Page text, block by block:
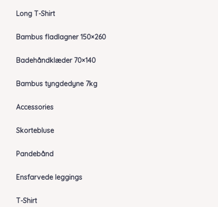
Long T-Shirt
Bambus fladlagner 150×260
Badehåndklæder 70×140
Bambus tyngdedyne 7kg
Accessories
Skortebluse
Pandebånd
Ensfarvede leggings
T-Shirt